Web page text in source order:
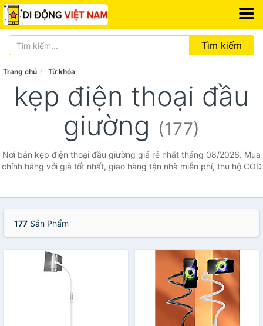
Tìm kiếm
Trang chủ Từ khóa
kẹp điện thoại đầu
giường (177)
Nơi bán kẹp điện thoại đầu giường giá rẻ nhất tháng 08/2026. Mua
chính hãng với giá tốt nhất, giao hàng tận nhà miễn phí, thu hộ COD
177 Sản Phẩm